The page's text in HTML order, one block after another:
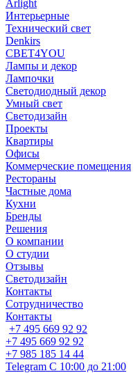
Arlight
Интерьерные
Технический свет
Denkirs
СВЕТ4YOU
Лампы и декор
Лампочки
Светодиодный декор
Умный свет
Светодизайн
Проекты
Квартиры
Офисы
Коммерческие помещения
Рестораны
Частные дома
Кухни
Бренды
Решения
О компании
О студии
Отзывы
Светодизайн
Контакты
Сотрудничество
Контакты
+7 495 669 92 92
+7 495 669 92 92
+7 985 185 14 44
Telegram С 10:00 до 21:00